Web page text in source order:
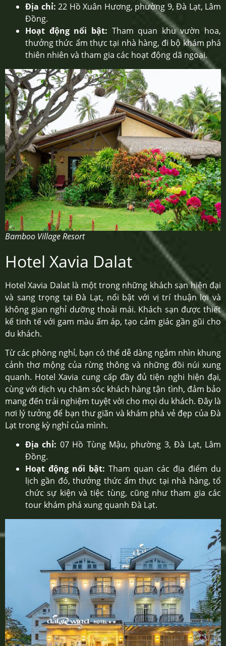
Địa chỉ: 22 Hồ Xuân Hương, phường 9, Đà Lạt, Lâm
Đồng.
Hoạt động nổi bật: Tham quan khu vườn hoa,
thưởng thức ẩm thực tại nhà hàng, đi bộ khám phá
thiên nhiên và tham gia các hoạt động dã ngoại.
Bamboo Village Resort
Hotel Xavia Dalat
Hotel Xavia Dalat là một trong những khách sạn hiện đại
và sang trọng tại Đà Lạt, nổi bật với vị trí thuận lợi và
không gian nghỉ dưỡng thoải mái. Khách sạn được thiết
kế tinh tế với gam màu ấm áp, tạo cảm giác gần gũi cho
du khách.
Từ các phòng nghỉ, bạn có thể dễ dàng ngắm nhìn khung
cảnh thơ mộng của rừng thông và những đồi núi xung
quanh. Hotel Xavia cung cấp đầy đủ tiện nghi hiện đại,
cùng với dịch vụ chăm sóc khách hàng tận tình, đảm bảo
mang đến trải nghiệm tuyệt vời cho mọi du khách. Đây là
nơi lý tưởng để bạn thư giãn và khám phá vẻ đẹp của Đà
Lạt trong kỳ nghỉ của mình.
Địa chỉ: 07 Hồ Tùng Mậu, phường 3, Đà Lạt, Lâm
Đồng.
Hoạt động nổi bật: Tham quan các địa điểm du
lịch gần đó, thưởng thức ẩm thực tại nhà hàng, tổ
chức sự kiện và tiệc tùng, cũng như tham gia các
tour khám phá xung quanh Đà Lạt.